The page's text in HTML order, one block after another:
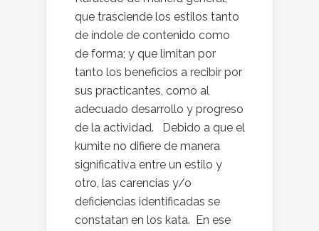
que trasciende los estilos tanto
de índole de contenido como
de forma; y que limitan por
tanto los beneficios a recibir por
sus practicantes, como al
adecuado desarrollo y progreso
de la actividad. Debido a que el
kumite no difiere de manera
significativa entre un estilo y
otro, las carencias y/o
deficiencias identificadas se
constatan en los kata. En ese